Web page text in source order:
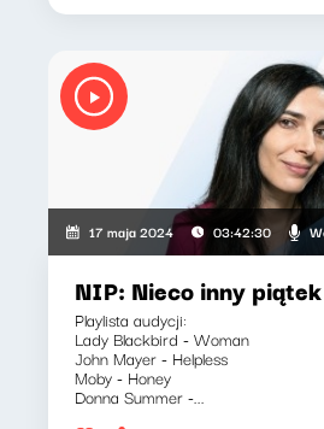
17 maja 2024 03:42:30
NIP: Nieco inny
Playlista audycji:
Lady Blackbird - Woman
John Mayer - Helpless
Moby - Honey
Donna Summer -...